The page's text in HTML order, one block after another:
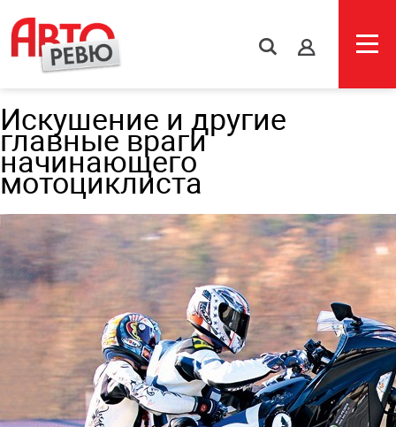
s
Искушение и другие
главные враги
начинающего
мотоциклиста